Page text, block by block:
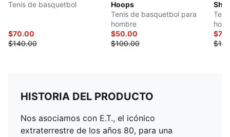
Tenis de basquetbol
$70.00
$140.00
Hoops
Tenis de basquetbol para
hombre
$50.00
$100.00
HISTORIA DEL PRODUCTO
Nos asociamos con E.T., el icónico
extraterrestre de los años 80, para una